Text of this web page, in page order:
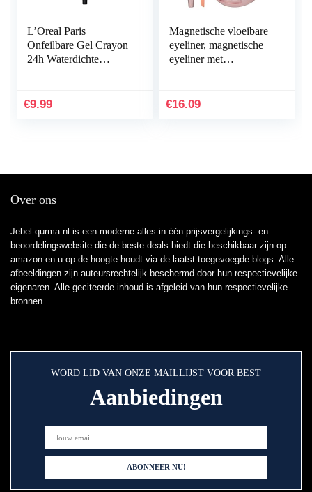
L’Oreal Paris
Onfeilbare Gel Crayon
24h Waterdichte
€9.99
Magnetische vloeibare
eyeliner, magnetische
eyeliner met
magnetische eyeliner
€16.09
Over ons
Jebel-qurma.nl is een moderne alles-in-één prijsvergelijkings- en
beoordelingswebsite die de beste deals biedt die beschikbaar zijn op
amazon en u op de hoogte houdt via de laatst toegevoegde blogs. Alle
afbeeldingen zijn auteursrechtelijk beschermd door hun respectievelijke
eigenaren. Alle geciteerde inhoud is afgeleid van hun respectievelijke
bronnen.
WORD LID VAN ONZE MAILLIJST VOOR BEST
Aanbiedingen